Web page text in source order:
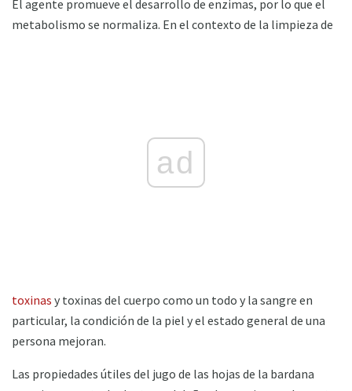
El agente promueve el desarrollo de enzimas, por lo que el
metabolismo se normaliza. En el contexto de la limpieza de
ad
toxinas y toxinas del cuerpo como un todo y la sangre en
particular, la condición de la piel y el estado general de una
persona mejoran.
Las propiedades útiles del jugo de las hojas de la bardana